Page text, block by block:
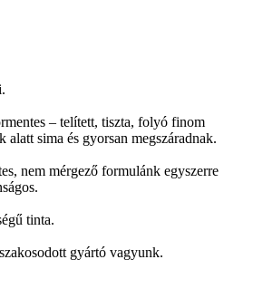
– telített, tiszta, folyó finom
alatt sima és gyorsan megszáradnak.
nem mérgező formulánk egyszerre
tinta.
gyártó vagyunk.